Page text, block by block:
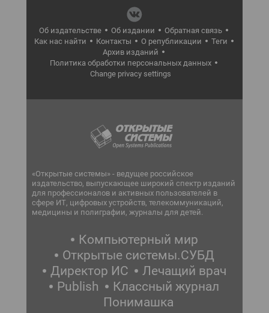
Об издательстве Об издании
Обратная связь
Как нас найти
Контакты О републикации
Теги
Архив изданий
Политика обработки персональных данных
Change privacy settings
«Открытые системы» - ведущее российское
издательство, выпускающее широкий спектр изданий
для профессионалов и активных пользователей в
сфере ИТ, цифровых устройств, телекоммуникаций,
медицины и полиграфии, журналы для детей.
Компьютерный мир
Открытые системы.СУБД
Директор ИС
Лечащий врач
Publish
Классный журнал
Понимашка